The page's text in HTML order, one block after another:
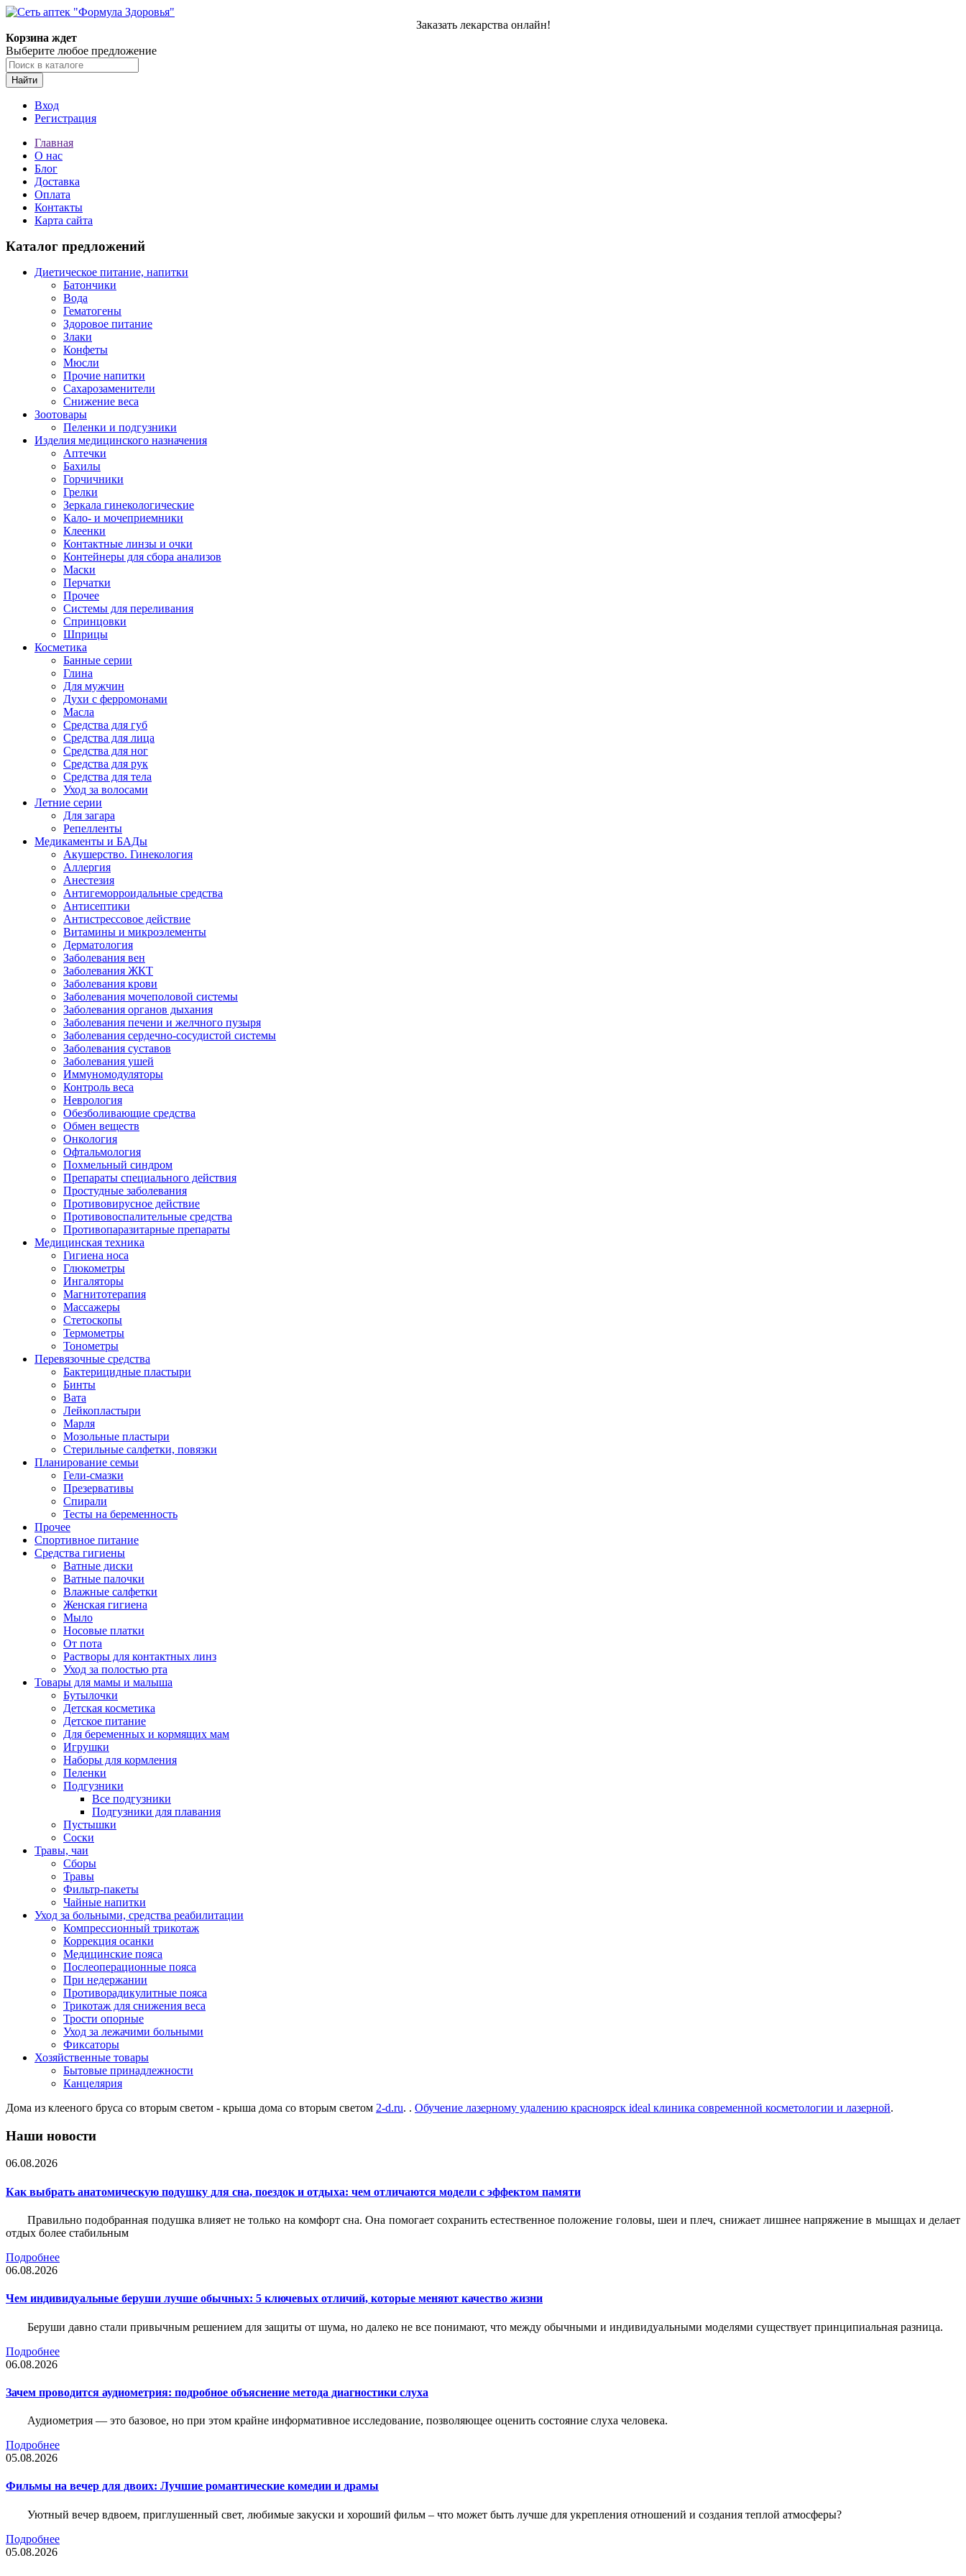
Заказать лекарства онлайн!
Корзина ждет
Выберите любое предложение
Найти
Вход
Регистрация
Главная
О нас
Блог
Доставка
Оплата
Контакты
Карта сайта
Каталог предложений
Диетическое питание, напитки
Батончики
Вода
Гематогены
Здоровое питание
Злаки
Конфеты
Мюсли
Прочие напитки
Сахарозаменители
Снижение веса
Зоотовары
Пеленки и подгузники
Изделия медицинского назначения
Аптечки
Бахилы
Горчичники
Грелки
Зеркала гинекологические
Кало- и мочеприемники
Клеенки
Контактные линзы и очки
Контейнеры для сбора анализов
Маски
Перчатки
Прочее
Системы для переливания
Спринцовки
Шприцы
Косметика
Банные серии
Глина
Для мужчин
Духи с ферромонами
Масла
Средства для губ
Средства для лица
Средства для ног
Средства для рук
Средства для тела
Уход за волосами
Летние серии
Для загара
Репелленты
Медикаменты и БАДы
Акушерство. Гинекология
Аллергия
Анестезия
Антигеморроидальные средства
Антисептики
Антистрессовое действие
Витамины и микроэлементы
Дерматология
Заболевания вен
Заболевания ЖКТ
Заболевания крови
Заболевания мочеполовой системы
Заболевания органов дыхания
Заболевания печени и желчного пузыря
Заболевания сердечно-сосудистой системы
Заболевания суставов
Заболевания ушей
Иммуномодуляторы
Контроль веса
Неврология
Обезболивающие средства
Обмен веществ
Онкология
Офтальмология
Похмельный синдром
Препараты специального действия
Простудные заболевания
Противовирусное действие
Противовоспалительные средства
Противопаразитарные препараты
Медицинская техника
Гигиена носа
Глюкометры
Ингаляторы
Магнитотерапия
Массажеры
Стетоскопы
Термометры
Тонометры
Перевязочные средства
Бактерицидные пластыри
Бинты
Вата
Лейкопластыри
Марля
Мозольные пластыри
Стерильные салфетки, повязки
Планирование семьи
Гели-смазки
Презервативы
Спирали
Тесты на беременность
Прочее
Спортивное питание
Средства гигиены
Ватные диски
Ватные палочки
Влажные салфетки
Женская гигиена
Мыло
Носовые платки
От пота
Растворы для контактных линз
Уход за полостью рта
Товары для мамы и малыша
Бутылочки
Детская косметика
Детское питание
Для беременных и кормящих мам
Игрушки
Наборы для кормления
Пеленки
Подгузники
Все подгузники
Подгузники для плавания
Пустышки
Соски
Травы, чаи
Сборы
Травы
Фильтр-пакеты
Чайные напитки
Уход за больными, средства реабилитации
Компрессионный трикотаж
Коррекция осанки
Медицинские пояса
Послеоперационные пояса
При недержании
Противорадикулитные пояса
Трикотаж для снижения веса
Трости опорные
Уход за лежачими больными
Фиксаторы
Хозяйственные товары
Бытовые принадлежности
Канцелярия
Дома из клееного бруса со вторым светом - крыша дома со вторым светом 2-d.ru. . Обучение лазерному удалению красноярск ideal клиника современной косметологии и лазерной.
Наши новости
06.08.2026
Как выбрать анатомическую подушку для сна, поездок и отдыха: чем отличаются модели с эффектом памяти
Правильно подобранная подушка влияет не только на комфорт сна. Она помогает сохранить естественное положение головы, шеи и плеч, снижает лишнее напряжение в мышцах и делает
отдых более стабильным
Подробнее
06.08.2026
Чем индивидуальные беруши лучше обычных: 5 ключевых отличий, которые меняют качество жизни
Беруши давно стали привычным решением для защиты от шума, но далеко не все понимают, что между обычными и индивидуальными моделями существует принципиальная разница.
Подробнее
06.08.2026
Зачем проводится аудиометрия: подробное объяснение метода диагностики слуха
Аудиометрия — это базовое, но при этом крайне информативное исследование, позволяющее оценить состояние слуха человека.
Подробнее
05.08.2026
Фильмы на вечер для двоих: Лучшие романтические комедии и драмы
Уютный вечер вдвоем, приглушенный свет, любимые закуски и хороший фильм – что может быть лучше для укрепления отношений и создания теплой атмосферы?
Подробнее
05.08.2026